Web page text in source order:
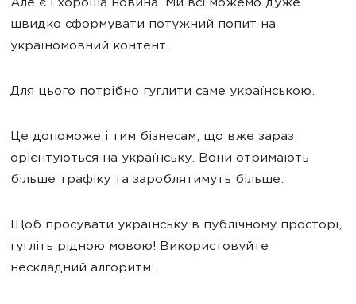
Але є і хороша новина. Ми всі можемо дуже
швидко сформувати потужний попит на
україномовний контент.
Для цього потрібно гуглити саме українською.
Це допоможе і тим бізнесам, що вже зараз
орієнтуються на українську. Вони отримають
більше трафіку та зароблятимуть більше.
Щоб просувати українську в публічному просторі,
гугліть рідною мовою! Використовуйте
нескладний алгоритм: